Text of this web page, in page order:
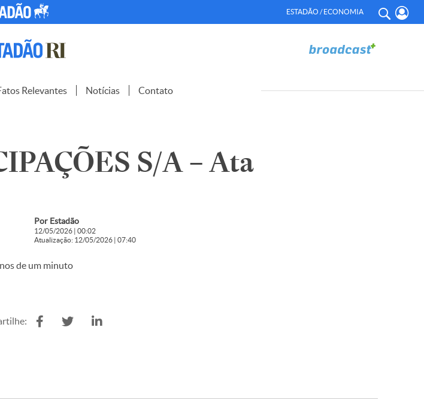
ESTADÃO / ECONOMIA
Relevantes Notícias Contato
S/A – Ata
Por Estadão
12/05/2026 | 00:02
Atualização: 12/05/2026 | 07:40
de um minuto